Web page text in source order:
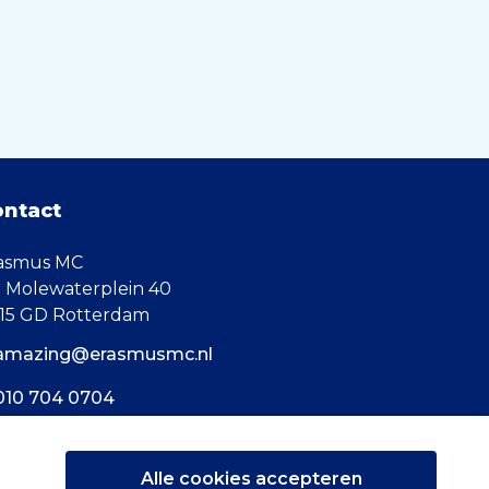
MC
Molewaterplein 40
GD Rotterdam
704 0704
Alle cookies accepteren